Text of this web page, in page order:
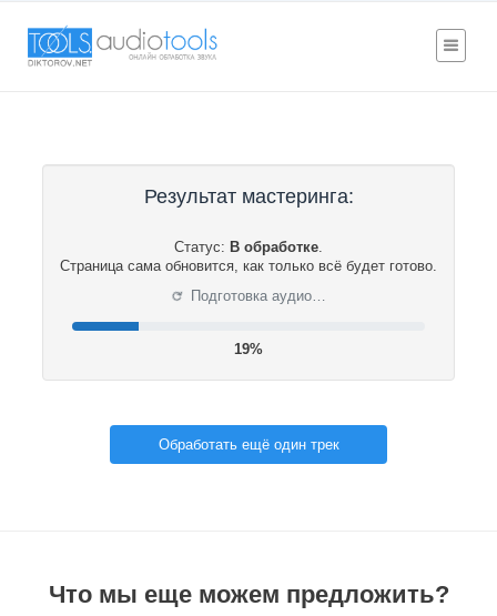
Результат мастеринга:
Статус: В обработке.
Страница сама обновится, как только всё будет готово.
⟳ Подготовка аудио…
20%
Обработать ещё один трек
Что мы еще можем предложить?